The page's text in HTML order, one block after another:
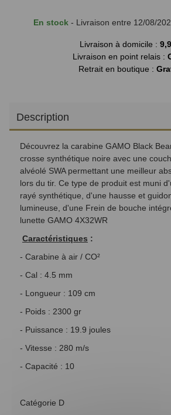
En stock - Livraison entre 12/08/
Livraison à domicile :
Livraison en point relais :
Retrait en boutique :
Description
Découvrez la carabine GAMO Black
crosse synthétique noire avec une
alvéolé SWA permettant une meilleur
lors du tir. Ce type de produit est muni
rayé synthétique, d'une hausse et
lumineuse, d'une Frein de bouche
lunette GAMO 4X32WR
Caractéristiques :
- Carabine à air / CO²
- Cal : 4.5 mm
- Longueur : 109 cm
- Poids : 2300 gr
- Puissance : 19.9 joules
- Vitesse : 280 m/s
- Capacité : 10
Catégorie D